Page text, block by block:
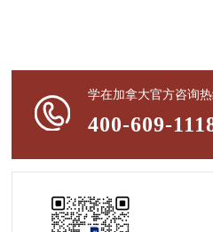
学在加拿大官方咨询
400-609-